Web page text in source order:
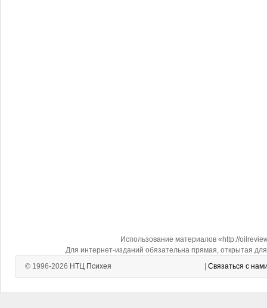
Использование материалов «http://
Для интернет-изданий обязательна прямая, открытая
© 1996-2026 НТЦ Психея Связаться с